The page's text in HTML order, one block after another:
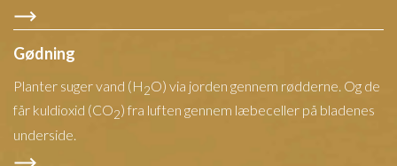
Gødning
Planter suger vand (H2O) via jorden gennem rødderne. Og de
får kuldioxid (CO2) fra luften gennem læbeceller på bladenes
underside.